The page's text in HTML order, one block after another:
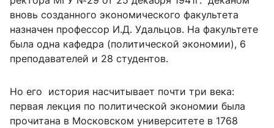
вновь созданного экономического факультета
назначен профессор И.Д. Удальцов. На факультете
была одна кафедра (политической экономии), 6
преподавателей и 28 студентов.
Но его история насчитывает почти три века:
первая лекция по политической экономии была
прочитана в Московском университете в 1768